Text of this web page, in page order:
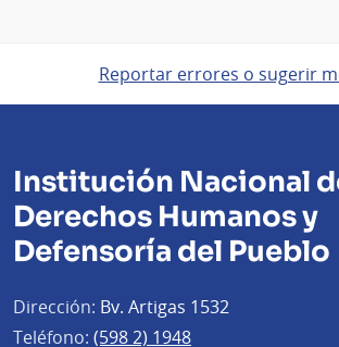
Reportar errores o sugerir
Institución Nacional
Derechos Humanos y
Defensoría del Pueblo
Dirección: Bv. Artigas 1532
Teléfono: (598 2) 1948